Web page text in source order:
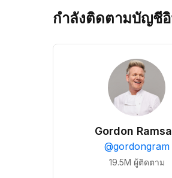
กำลังติดตามบัญชี
Gordon
@gordongram
19.5M ผู้ติดตาม